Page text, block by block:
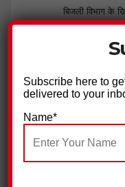
बिजली विभाग के
Subscribe here to
delivered to your
Name*